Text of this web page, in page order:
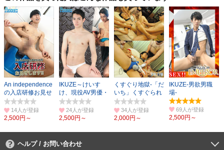
An independence
の入店研修お見せ
します！！「拓」
編 14人
2,500円～
IKUZE～けいす
け、現役AV男優・
左慈半造にヤられ
る！～
24人
2,500円～
くすぐり地獄-「だ
いち」くすぐられ
ながら○される！-
34人
2,000円～
IKUZE-男欲男職
場-
69人
2,500円～
ヘルプ / お問い合わせ